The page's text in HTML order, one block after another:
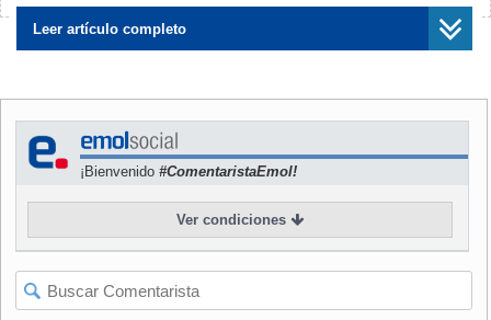
"Sitiados" es quizás la producción más cara hecha en
territorio nacional, ya que su grabación involucra tres
Además, Acuña reconoce que "estamos a punto de cerrar
una coproducción con Argentina (Pol-Ka), pero
necesitamos a lo menos dos productores más", motivo por
el que está barajando la posibilidad de incluir a
una empresa española, "y esperamos, si todo sale bien,
grabarla durante el primer semestre de 2013".
La serie "Los archivos del cardenal", que contará con una
Leer artículo completo
¡Bienvenido #ComentaristaEmol!
Ver condiciones